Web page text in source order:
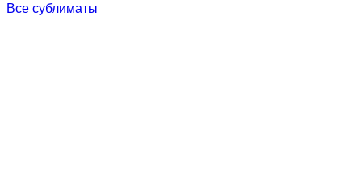
Все сублиматы